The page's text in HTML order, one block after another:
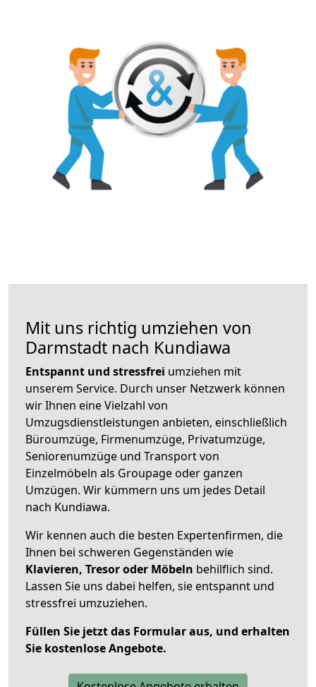
Mit uns richtig umziehen von
Darmstadt nach Kundiawa
Entspannt und stressfrei umziehen mit
unserem Service. Durch unser Netzwerk können
wir Ihnen eine Vielzahl von
Umzugsdienstleistungen anbieten, einschließlich
Büroumzüge, Firmenumzüge, Privatumzüge,
Seniorenumzüge und Transport von
Einzelmöbeln als Groupage oder ganzen
Umzügen. Wir kümmern uns um jedes Detail
nach Kundiawa.
Wir kennen auch die besten Expertenfirmen, die
Ihnen bei schweren Gegenständen wie
Klavieren, Tresor oder Möbeln behilflich sind.
Lassen Sie uns dabei helfen, sie entspannt und
stressfrei umzuziehen.
Füllen Sie jetzt das Formular aus, und erhalten
Sie kostenlose Angebote.